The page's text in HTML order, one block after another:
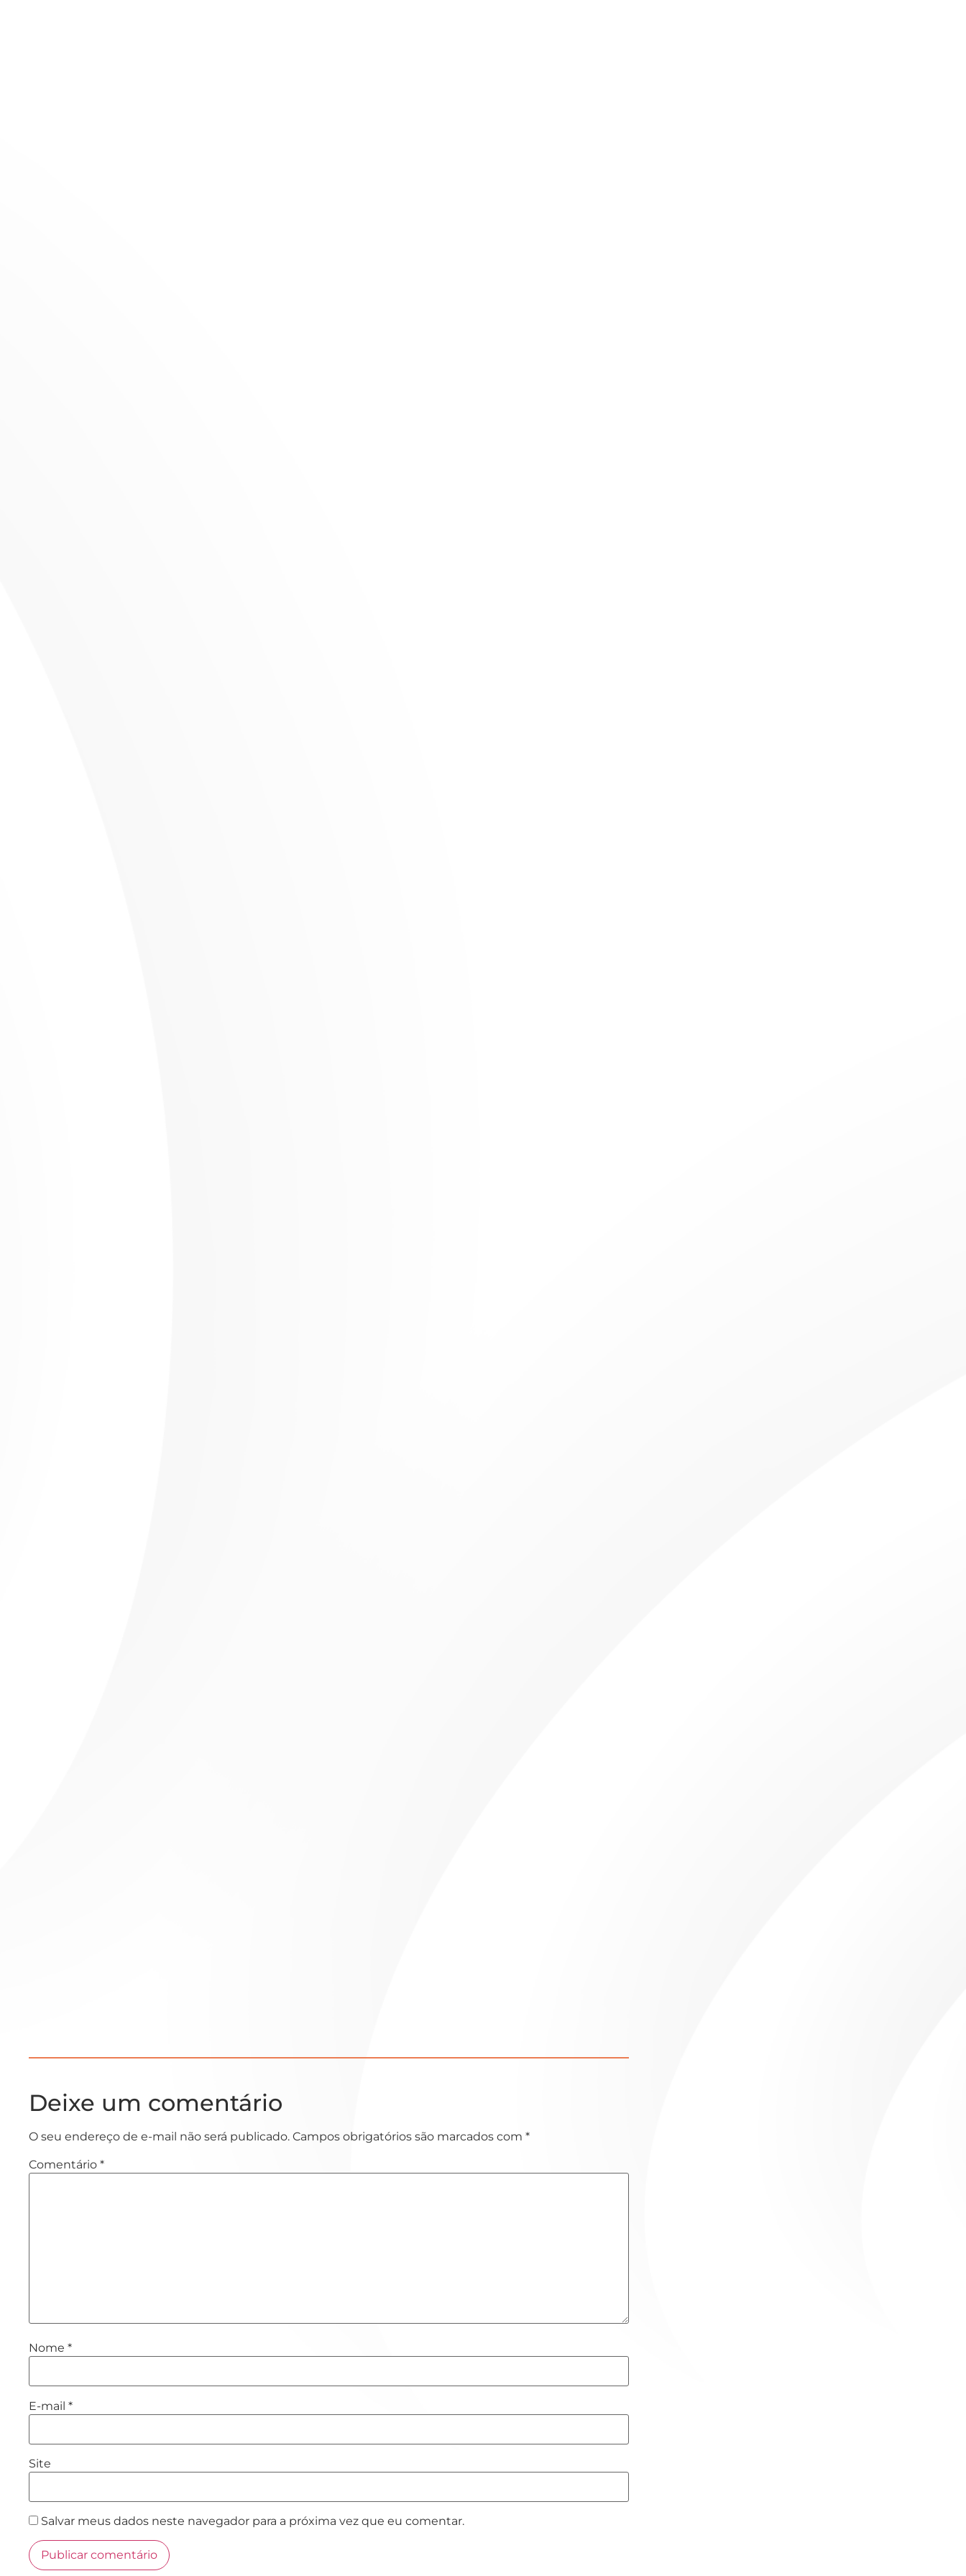
Deixe um comentário
O seu endereço de e-mail não será publicado. Campos obrigatórios são marcados com *
Comentário *
Nome *
E-mail *
Site
Salvar meus dados neste navegador para a próxima vez que eu comentar.